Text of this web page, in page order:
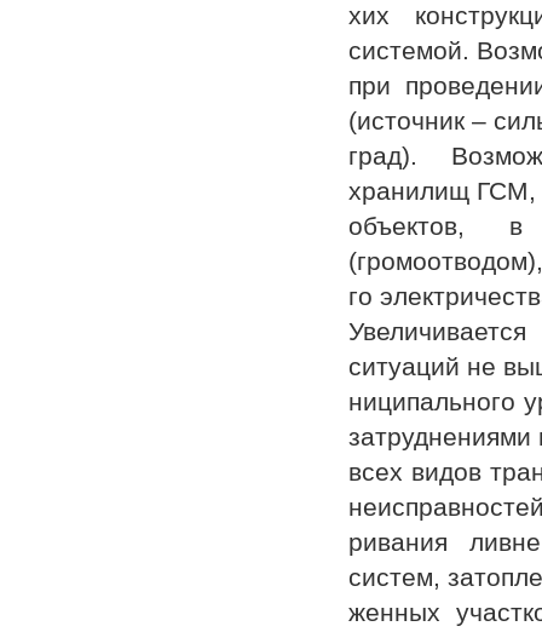
хих
системой.
при
(источник –
град).
хранилищ ГСМ,
объектов,
го
ситуаций не
ниципального
затруднениями
всех видов
ривания
систем,
женных